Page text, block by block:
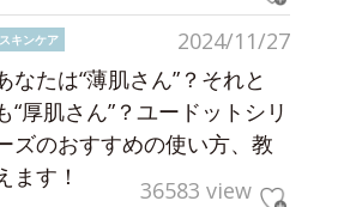
2024/11/27
スキンケア
なたは“薄肌さん”？それと
“厚肌さん”？ユードットシリ
ズのおすすめの使い方、教
ます！
36583 view